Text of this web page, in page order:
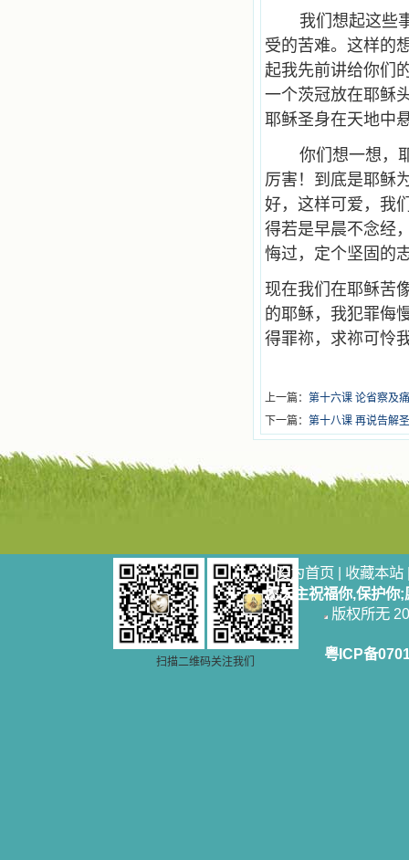
我们想起这些
受的苦难。这样的
起我先前讲给你们
一个茨冠放在耶稣
耶稣圣身在天地中
你们想一想，
厉害！到底是耶稣
好，这样可爱，我
得若是早晨不念经
悔过，定个坚固的
现在我们在耶稣苦
的耶稣，我犯罪侮
得罪祢，求祢可怜
上一篇： 第十六课 论省察及
下一篇： 第十八课 再说告解
扫描二维码关注我们
设为首页 | 收藏本站
愿天主祝福你,保护你
版权所无
粤ICP备